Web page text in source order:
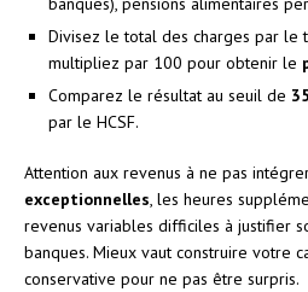
Divisez le total des charges par le
multipliez par 100 pour obtenir le
Comparez le résultat au seuil de
par le HCSF.
Attention aux revenus à ne pas
exceptionnelles , les heures
revenus variables difficiles à justifier
banques. Mieux vaut construire votre
conservative pour ne pas être surpris.